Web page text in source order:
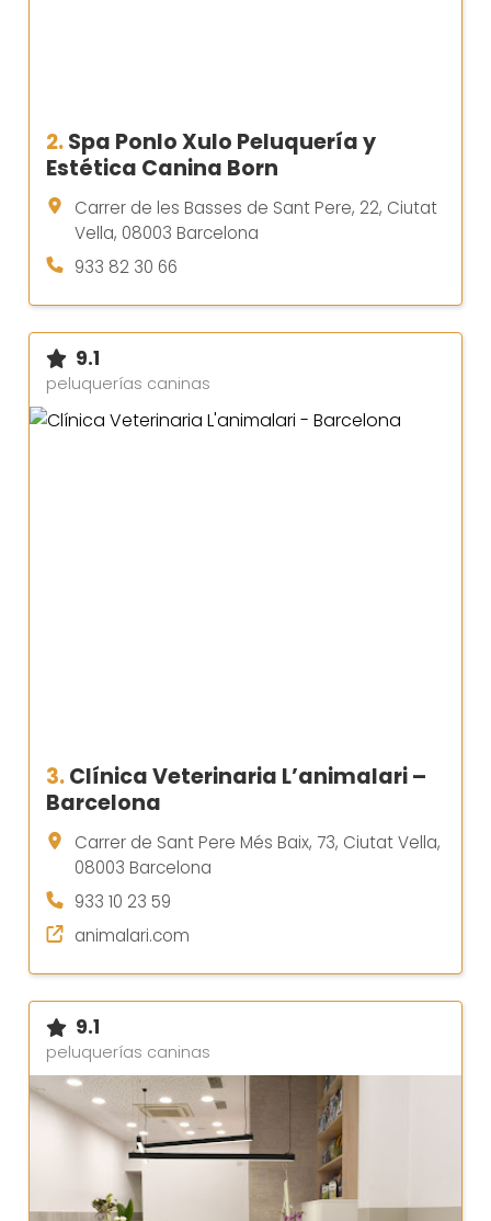
2.Spa Ponlo Xulo Peluquería y
Estética Canina Born
Carrer de les Basses de Sant Pere, 22, Ciutat
Vella, 08003 Barcelona
933 82 30 66
9.1
peluquerías caninas
3.Clínica Veterinaria L’animalari –
Barcelona
Carrer de Sant Pere Més Baix, 73, Ciutat Vella,
08003 Barcelona
933 10 23 59
animalari.com
9.1
peluquerías caninas